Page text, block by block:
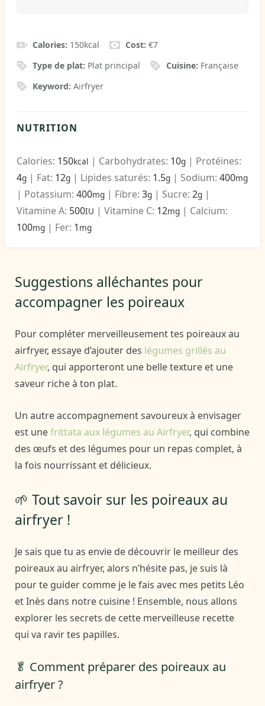
Calories: 150kcal Cost:€7
Type de plat: Plat principal Cuisine: Française
Keyword:Airfryer
NUTRITION
Calories: 150kcal | Carbohydrates: 10g | Protéines:
4g | Fat: 12g | Lipides saturés: 1.5g | Sodium: 400mg
| Potassium: 400mg | Fibre: 3g | Sucre: 2g |
Vitamine A: 500IU | Vitamine C: 12mg | Calcium:
100mg | Fer: 1 mg
Suggestions alléchantes pour
accompagner les poireaux
Pour compléter merveilleusement tes poireaux au
airfryer, essaye d’ajouter des légumes grillés au
Airfryer, qui apporteront une belle texture et une
saveur riche à ton plat.
Un autre accompagnement savoureux à envisager
est unefrittata aux légumes au Airfryer, qui combine
des œufs et des légumes pour un repas complet, à
la fois nourrissant et délicieux.
🌱 Tout savoir sur les poireaux au
airfryer !
Je sais que tu as envie de découvrir le meilleur des
poireaux au airfryer, alors n’hésite pas, je suis là
pour te guider comme je le fais avec mes petits Léo
et Inès dans notre cuisine ! Ensemble, nous allons
explorer les secrets de cette merveilleuse recette
qui va ravir tes papilles.
🥬 Comment préparer des poireaux au
airfryer ?